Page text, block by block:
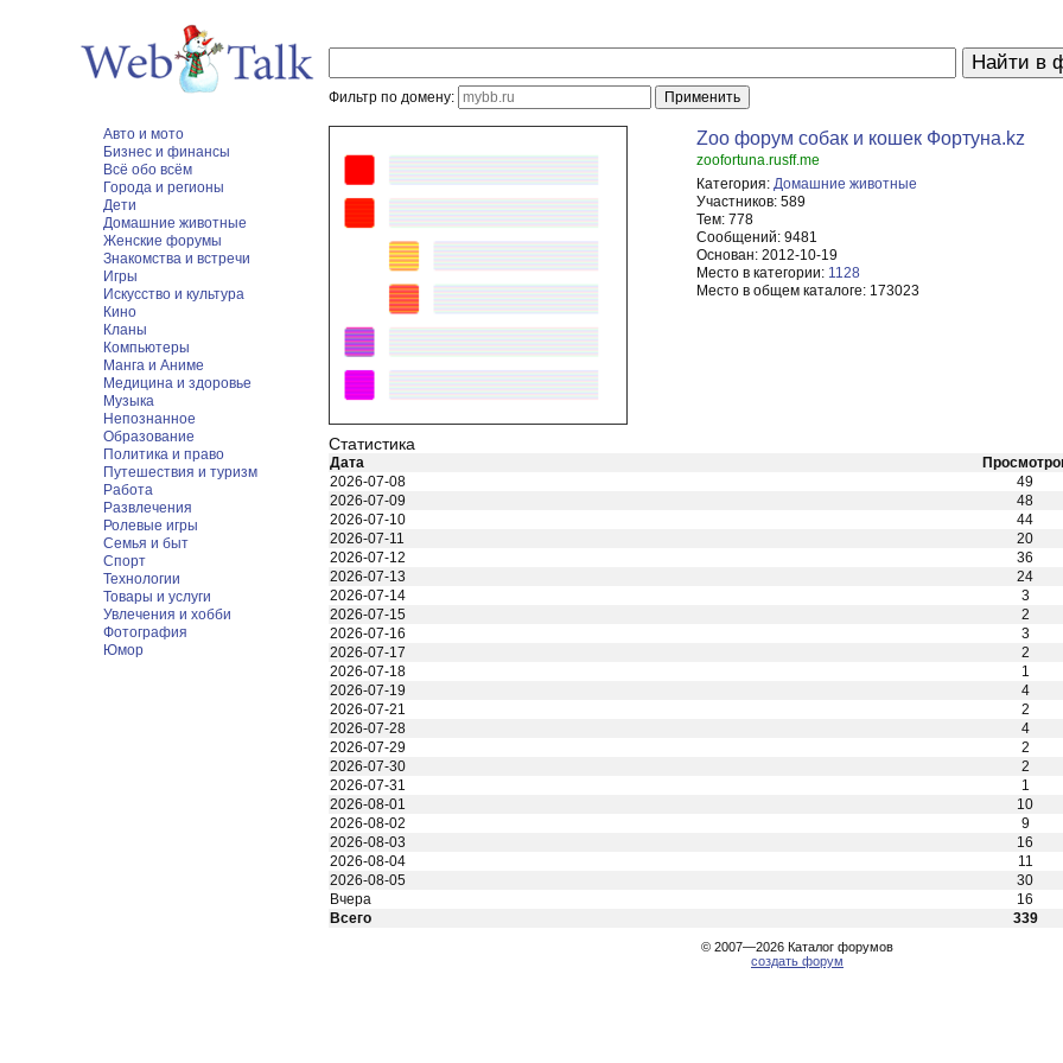
Фильтр по домену:
Авто и мото
Бизнес и финансы
Всё обо всём
Города и регионы
Дети
Домашние животные
Женские форумы
Знакомства и встречи
Игры
Искусство и культура
Кино
Кланы
Компьютеры
Манга и Аниме
Медицина и здоровье
Музыка
Непознанное
Образование
Политика и право
Путешествия и туризм
Работа
Развлечения
Ролевые игры
Семья и быт
Спорт
Технологии
Товары и услуги
Увлечения и хобби
Фотография
Юмор
Zoo форум собак и кошек Фортуна.kz
zoofortuna.rusff.me
Категория: Домашние животные
Участников: 589
Тем: 778
Сообщений: 9481
Основан: 2012-10-19
Место в категории: 1128
Место в общем каталоге: 173023
Статистика
Дата
2026-07-08
49
2026-07-09
48
2026-07-10
44
2026-07-11
20
2026-07-12
36
2026-07-13
24
2026-07-14
3
2026-07-15
2
2026-07-16
3
2026-07-17
2
2026-07-18
1
2026-07-19
4
2026-07-21
2
2026-07-28
4
2026-07-29
2
2026-07-30
2
2026-07-31
1
2026-08-01
10
2026-08-02
9
2026-08-03
16
2026-08-04
11
2026-08-05
30
Вчера
16
Всего
339
© 2007—2026 Каталог форумов
создать форум